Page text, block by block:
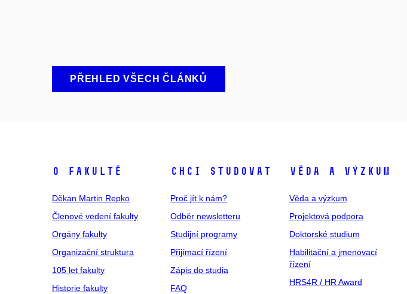
PŘEHLED VŠECH ČLÁNKŮ
O fakultě
Děkan Martin Repko
Členové vedení fakulty
Orgány fakulty
Organizační struktura
105 let fakulty
Historie fakulty
Chci studovat
Proč jít k nám?
Odběr newsletteru
Studijní programy
Přijímací řízení
Zápis do studia
FAQ
Věda a výzkum
Věda a výzkum
Projektová podpora
Doktorské studium
Habilitační a jmenovací
řízení
HRS4R / HR Award